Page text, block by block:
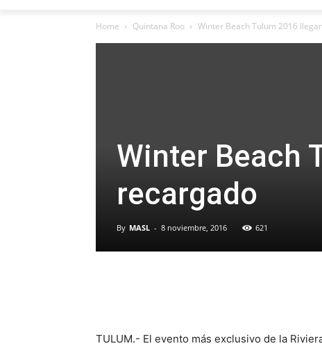
Home Quintana Roo Winter Beach Tulum 2016
Winter Beach
recargado
By MASL - 8 noviembre, 2016 621
TULUM.- El evento más exclusivo de la